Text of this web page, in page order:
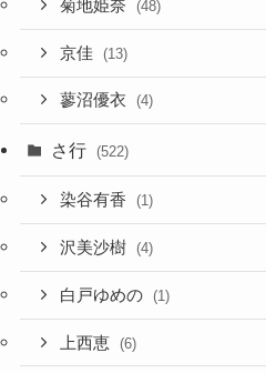
菊地姫奈 (48)
京佳 (13)
蓼沼優衣 (4)
さ行 (522)
染谷有香 (1)
沢美沙樹 (4)
白戸ゆめの (1)
上西恵 (6)